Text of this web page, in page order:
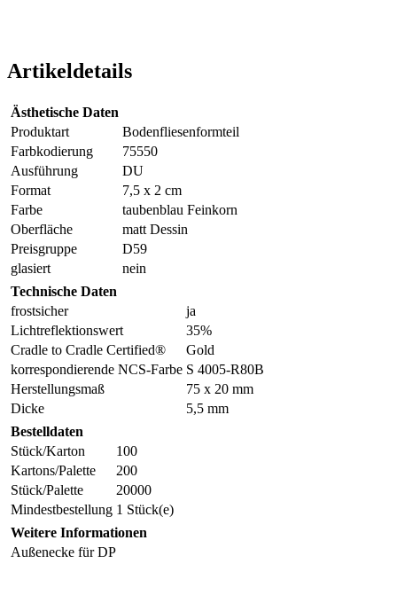
Artikeldetails
Ästhetische Daten
Produktart
Bodenfliesenformteil
Farbkodierung
75550
Ausführung
DU
Format
7,5 x 2 cm
Farbe
taubenblau Feinkorn
Oberfläche
matt Dessin
Preisgruppe
D59
glasiert
nein
Technische Daten
frostsicher
ja
Lichtreflektionswert
35%
Cradle to Cradle Certified®
Gold
korrespondierende NCS-Farbe S 4005-R80B
Herstellungsmaß
75 x 20 mm
Dicke
5,5 mm
Bestelldaten
Stück/Karton
100
Kartons/Palette
200
Stück/Palette
20000
Mindestbestellung 1 Stück(e)
Weitere Informationen
Außenecke für DP